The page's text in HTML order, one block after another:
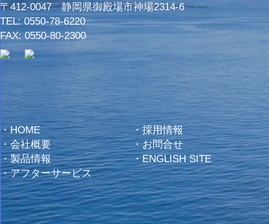
〒412-0047 静岡県御殿場市神場2314-6
TEL:0550-78-6220
FAX: 0550-80-2300
・HOME
・会社概要
・製品情報
・アフターサービス
・採用情報
・お問合せ
・ENGLISH SITE